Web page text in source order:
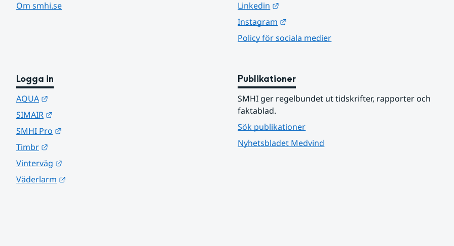
Om smhi.se
Linkedin
Instagram
Policy för sociala medier
Logga in
AQUA
SIMAIR
SMHI Pro
Timbr
Vinterväg
Väderlarm
Publikationer
SMHI ger regelbundet ut tidskrifter, rapporter och
faktablad.
Sök publikationer
Nyhetsbladet Medvind